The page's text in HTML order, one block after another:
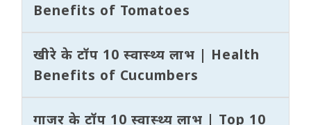
Benefits of Tomatoes
खीरे के टॉप 10 स्वास्थ्य लाभ | Health
Benefits of Cucumbers
गाजर के टॉप 10 स्वास्थ्य लाभ | Top 10